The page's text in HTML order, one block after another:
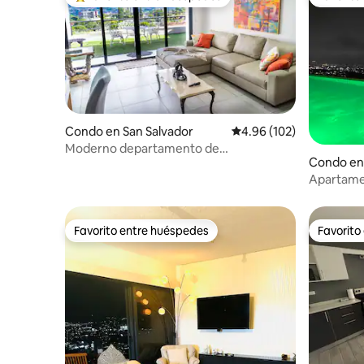
Condo en San Salvador Calificación promedio:
4.96 (102)
Moderno departamento de
Condo
Favorito entre huéspedes
Favorito entre huéspedes